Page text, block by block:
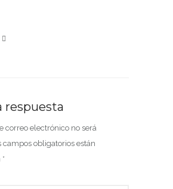
respuesta
correo electrónico no será
campos obligatorios están
*